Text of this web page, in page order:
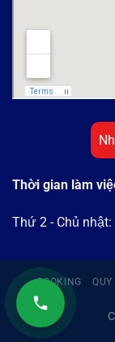
Thời gian làm
Thứ 2 - Chủ
BOOKING